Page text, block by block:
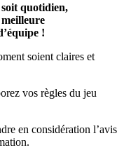
soit quotidien,
!
soient claires et
vos règles du jeu
en considération l’avis